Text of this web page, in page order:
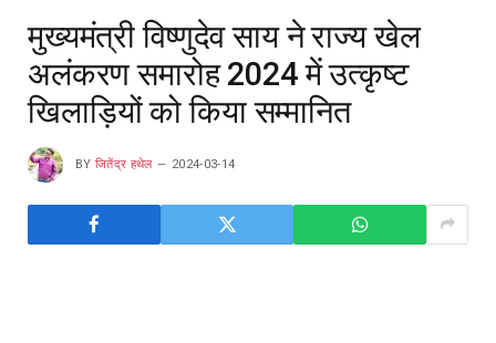
मुख्यमंत्री विष्णुदेव साय ने राज्य खेल
अलंकरण समारोह 2024 में उत्कृष्ट
खिलाड़ियों को किया सम्मानित
BY जितेंद्र हथेल 2024-03-14